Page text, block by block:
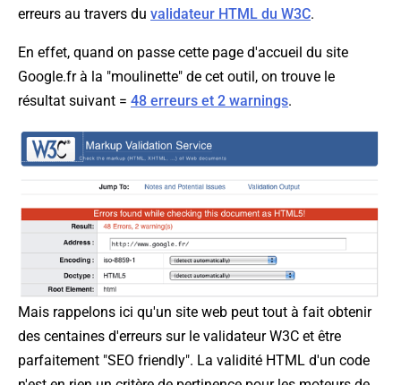
erreurs au travers du validateur HTML du W3C.
En effet, quand on passe cette page d'accueil du site
Google.fr à la "moulinette" de cet outil, on trouve le
résultat suivant = 48 erreurs et 2 warnings.
Mais rappelons ici qu'un site web peut tout à fait obtenir
des centaines d'erreurs sur le validateur W3C et être
parfaitement "SEO friendly". La validité HTML d'un code